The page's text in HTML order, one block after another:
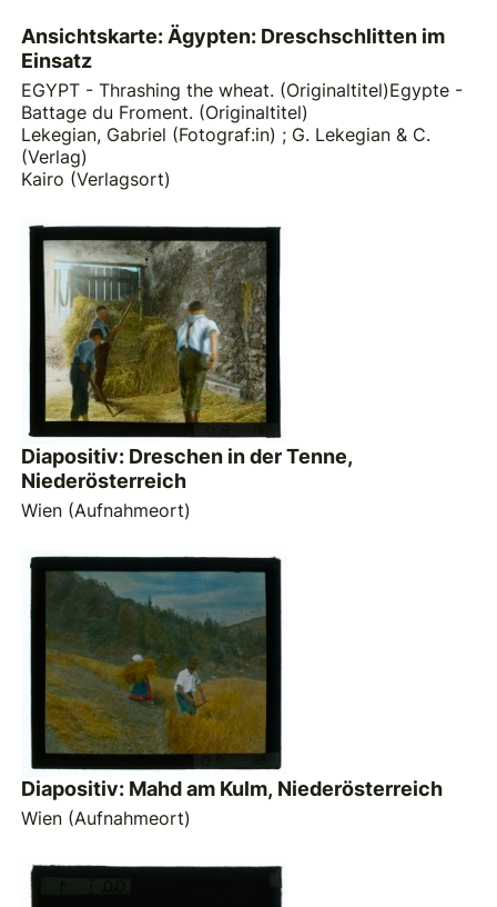
Ansichtskarte: Ägypten: Dreschschlitten im
Einsatz
EGYPT - Thrashing the wheat. (Originaltitel)Egypte -
Battage du Froment. (Originaltitel)
Lekegian, Gabriel (Fotograf:in) ; G. Lekegian & C.
(Verlag)
Kairo (Verlagsort)
Diapositiv: Dreschen in der Tenne,
Niederösterreich
Wien (Aufnahmeort)
Diapositiv: Mahd am Kulm, Niederösterreich
Wien (Aufnahmeort)